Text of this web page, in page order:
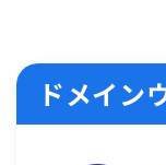
ドメイン